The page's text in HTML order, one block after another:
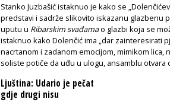
Stanko Juzbašić istaknuo je kako se
predstavi i sadrže slikovito iskazanu glazbenu
uputu u Ribarskim svađamao glazbi koja se
istaknuo kako Dolenčić ima „dar zainteresirati
nacrtanom i zadanom emocijom, mimikom
soliste potiče da uđu u ulogu, ansamblu otvara
Ljuština: Udario je pečat
gdje drugi nisu